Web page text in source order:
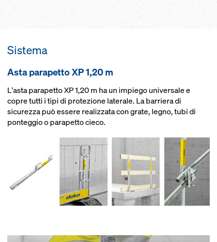
vari tipi di montanti
Sistema
Asta para­petto XP 1,20 m
L'asta parapetto XP 1,20 m ha un impiego universale e
copre tutti i tipi di protezione laterale. La barriera di
sicurezza può essere realizzata con grate, legno, tubi di
ponteggio o parapetto cieco.